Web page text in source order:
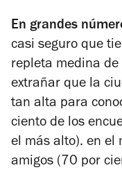
En grandes
casi seguro que
repleta medina
extrañar que la
tan alta para
ciento de los
el más alto). en el
amigos (70 por